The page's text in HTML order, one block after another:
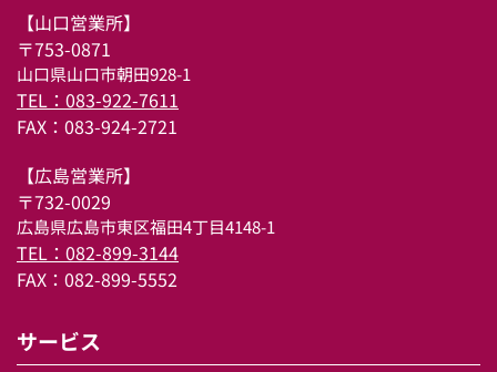
【山口営業所】
〒753-0871
山口県山口市朝田928-1
TEL：083-922-7611
FAX：083-924-2721
【広島営業所】
〒732-0029
広島県広島市東区福田4丁目4148-1
TEL：082-899-3144
FAX：082-899-5552
サービス